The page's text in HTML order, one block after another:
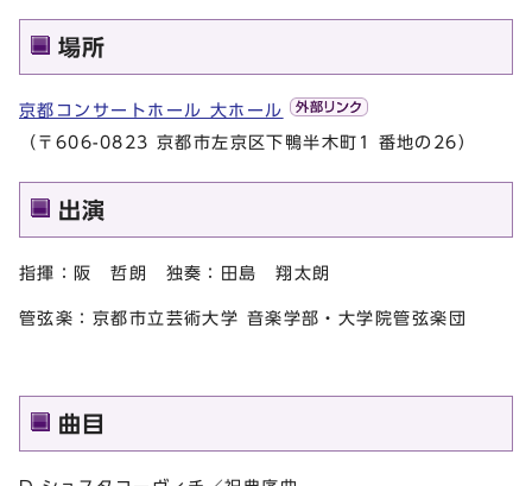
場所
京都コンサートホール 大ホール
（〒606-0823 京都市左京区下鴨半木町1 番地の26）
出演
指揮：阪 哲朗 独奏：田島 翔太朗
管弦楽：京都市立芸術大学 音楽学部・大学院管弦楽団
曲目